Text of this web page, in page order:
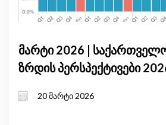
მარტი 2026 |
ზრდის პერსპექტივები
გაუმჯობესებული სავაჭრო
20 მარტი 2026